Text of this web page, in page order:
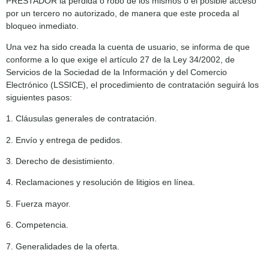
por un tercero no autorizado, de manera que este proceda al
bloqueo inmediato.
Una vez ha sido creada la cuenta de usuario, se informa de que
conforme a lo que exige el artículo 27 de la Ley 34/2002, de
Servicios de la Sociedad de la Información y del Comercio
Electrónico (LSSICE), el procedimiento de contratación seguirá los
siguientes pasos:
1. Cláusulas generales de contratación.
2. Envío y entrega de pedidos.
3. Derecho de desistimiento.
4. Reclamaciones y resolución de litigios en línea.
5. Fuerza mayor.
6. Competencia.
7. Generalidades de la oferta.